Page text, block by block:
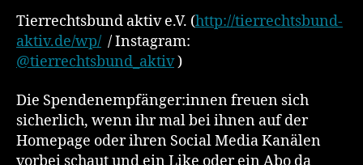
Tierrechtsbund aktiv e.V. (http://tierrechtsbund-
aktiv.de/wp/ / Instagram:
@tierrechtsbund_aktiv)
Die Spendenempfänger:innen freuen sich
sicherlich, wenn ihr mal bei ihnen auf der
Homepage oder ihren Social Media Kanälen
vorbei schaut und ein Like oder ein Abo da